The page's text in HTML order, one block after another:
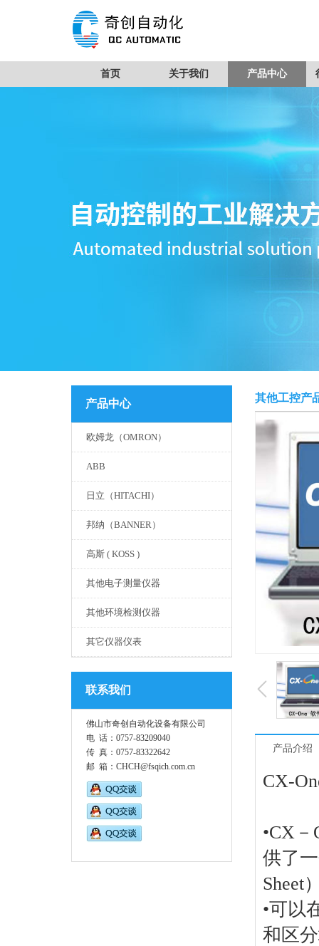
首页 关于我们 产品中心
产品中心
欧姆龙（OMRON）
ABB
日立（HITACHI）
邦纳（BANNER）
高斯 ( KOSS )
其他电子测量仪器
其他环境检测仪器
其它仪器仪表
联系我们
佛山市奇创自动化设备有限公司
电 话：0757-83209040
传 真：0757-83322642
邮 箱：CHCH@fsqich.com.cn
其他工控产
产品介绍
CX-
•CX
供了
Sheet
•可以
和区